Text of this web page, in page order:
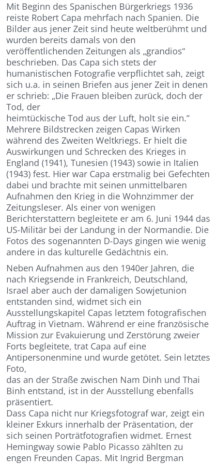
Mit Beginn des Spanischen Bürgerkriegs 1936
reiste Robert Capa mehrfach nach Spanien. Die
Bilder aus jener Zeit sind heute weltberühmt und
wurden bereits damals von den
veröffentlichenden Zeitungen als „grandios“
beschrieben. Das Capa sich stets der
humanistischen Fotografie verpflichtet sah, zeigt
sich u.a. in seinen Briefen aus jener Zeit in denen
er schrieb: „Die Frauen bleiben zurück, doch der
Tod, der
heimtückische Tod aus der Luft, holt sie ein.“
Mehrere Bildstrecken zeigen Capas Wirken
während des Zweiten Weltkriegs. Er hielt die
Auswirkungen und Schrecken des Krieges in
England (1941), Tunesien (1943) sowie in Italien
(1943) fest. Hier war Capa erstmalig bei Gefechten
dabei und brachte mit seinen unmittelbaren
Aufnahmen den Krieg in die Wohnzimmer der
Zeitungsleser. Als einer von wenigen
Berichterstattern begleitete er am 6. Juni 1944 das
US-Militär bei der Landung in der Normandie. Die
Fotos des sogenannten D-Days gingen wie wenig
andere in das kulturelle Gedächtnis ein.
Neben Aufnahmen aus den 1940er Jahren, die
nach Kriegsende in Frankreich, Deutschland,
Israel aber auch der damaligen Sowjetunion
entstanden sind, widmet sich ein
Ausstellungskapitel Capas letztem fotografischen
Auftrag in Vietnam. Während er eine französische
Mission zur Evakuierung und Zerstörung zweier
Forts begleitete, trat Capa auf eine
Antipersonenmine und wurde getötet. Sein letztes
Foto,
das an der Straße zwischen Nam Dinh und Thai
Binh entstand, ist in der Ausstellung ebenfalls
präsentiert.
Dass Capa nicht nur Kriegsfotograf war, zeigt ein
kleiner Exkurs innerhalb der Präsentation, der
sich seinen Porträtfotografien widmet. Ernest
Hemingway sowie Pablo Picasso zählten zu
engen Freunden Capas. Mit Ingrid Bergman